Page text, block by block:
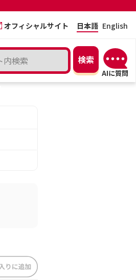
オフィシャルサイト 日本語 English